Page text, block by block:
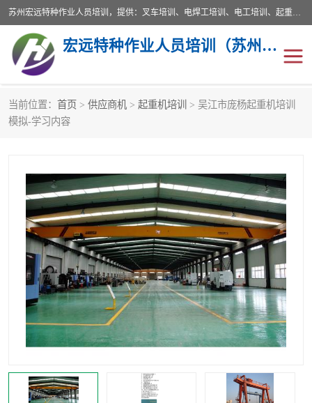
苏州宏远特种作业人员培训，提供：叉车培训、电焊工培训、电工培训、起重机培训、电梯培训、登高培训等服务苏州本地培训服务。始终坚持“以人为本，质量立校”的办学思想，以培养社会应用型人才为己任，明码收费，诚实守信，中途不收任何费用。随到随学，学会为止，一期未学会者免费再学，直到学会为止。
宏远特种作业人员培训（苏州）有限公司
当前位置： 首页 > 供应商机 > 起重机培训
> 吴江市庞杨起重机培训
模拟-学习内容
叉车培训
电梯培训 登高培训
叉车上牌出租 叉车培训机构
叉车工培训学校 叉车技能培训
学叉车培训技巧 专业叉车培训
叉车培训中心 叉车操作证培训复审
行车起重机培训 登高证培训